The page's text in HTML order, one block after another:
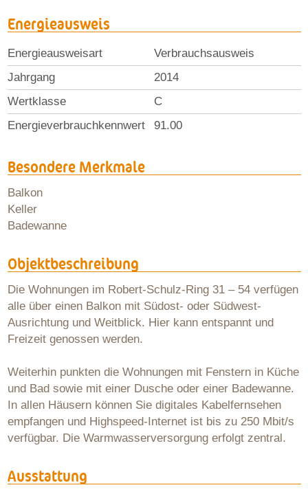
Energieausweis
Energieausweisart
Verbrauchsausweis
Jahrgang
2014
Wertklasse
C
Energieverbrauchkennwert
91.00
Besondere Merkmale
Balkon
Keller
Badewanne
Objektbeschreibung
Die Wohnungen im Robert-Schulz-Ring 31 – 54 verfügen
alle über einen Balkon mit Südost- oder Südwest-
Ausrichtung und Weitblick. Hier kann entspannt und
Freizeit genossen werden.
Weiterhin punkten die Wohnungen mit Fenstern in Küche
und Bad sowie mit einer Dusche oder einer Badewanne.
In allen Häusern können Sie digitales Kabelfernsehen
empfangen und Highspeed-Internet ist bis zu 250 Mbit/s
verfügbar. Die Warmwasserversorgung erfolgt zentral.
Ausstattung